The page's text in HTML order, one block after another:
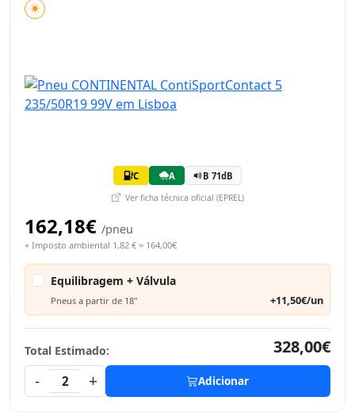
C A B 71dB
Ver ficha técnica oficial (EPREL)
162,18€ /pneu
+ Imposto ambiental 1,82 € = 164,00€
Equilibragem + Válvula
Pneus a partir de 18" +11,50€/un
Total Estimado:
328,00€
-
2 + Adicionar